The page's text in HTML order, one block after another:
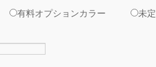
有料オプションカラー 未定